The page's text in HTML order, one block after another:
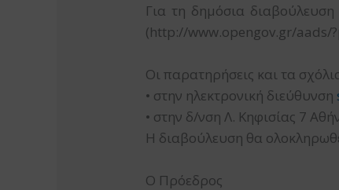
Για τη δημόσια διαβούλευση
(http://www.opengov.gr/aads/
Οι παρατηρήσεις και τα
• στην ηλεκτρονική διεύθυνση
• στην δ/νση Λ. Κηφισίας 7
Η διαβούλευση θα
Ο Πρόεδρος